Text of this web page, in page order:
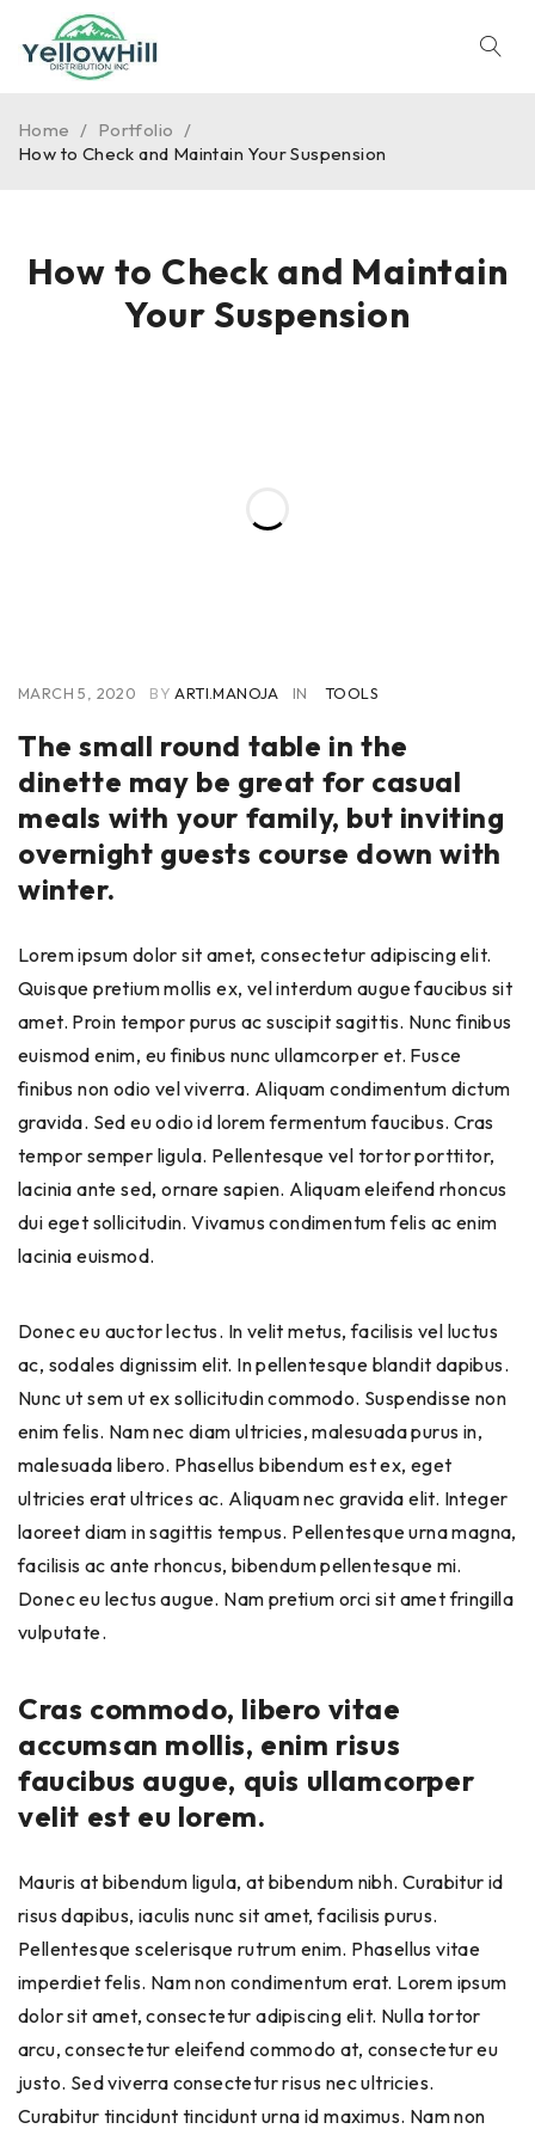
Home / Portfolio /
How to Check and Maintain Your Suspension
How to Check and Maintain
Your Suspension
MARCH 5, 2020 BY ARTI.MANOJA IN TOOLS
The small round table in the
dinette may be great for casual
meals with your family, but inviting
overnight guests course down with
winter.
Lorem ipsum dolor sit amet, consectetur adipiscing elit.
Quisque pretium mollis ex, vel interdum augue faucibus sit
amet. Proin tempor purus ac suscipit sagittis. Nunc finibus
euismod enim, eu finibus nunc ullamcorper et. Fusce
finibus non odio vel viverra. Aliquam condimentum dictum
gravida. Sed eu odio id lorem fermentum faucibus. Cras
tempor semper ligula. Pellentesque vel tortor porttitor,
lacinia ante sed, ornare sapien. Aliquam eleifend rhoncus
dui eget sollicitudin. Vivamus condimentum felis ac enim
lacinia euismod.
Donec eu auctor lectus. In velit metus, facilisis vel luctus
ac, sodales dignissim elit. In pellentesque blandit dapibus.
Nunc ut sem ut ex sollicitudin commodo. Suspendisse non
enim felis. Nam nec diam ultricies, malesuada purus in,
malesuada libero. Phasellus bibendum est ex, eget
ultricies erat ultrices ac. Aliquam nec gravida elit. Integer
laoreet diam in sagittis tempus. Pellentesque urna magna,
facilisis ac ante rhoncus, bibendum pellentesque mi.
Donec eu lectus augue. Nam pretium orci sit amet fringilla
vulputate.
Cras commodo, libero vitae
accumsan mollis, enim risus
faucibus augue, quis ullamcorper
velit est eu lorem.
Mauris at bibendum ligula, at bibendum nibh. Curabitur id
risus dapibus, iaculis nunc sit amet, facilisis purus.
Pellentesque scelerisque rutrum enim. Phasellus vitae
imperdiet felis. Nam non condimentum erat. Lorem ipsum
dolor sit amet, consectetur adipiscing elit. Nulla tortor
arcu, consectetur eleifend commodo at, consectetur eu
justo. Sed viverra consectetur risus nec ultricies.
Curabitur tincidunt tincidunt urna id maximus. Nam non